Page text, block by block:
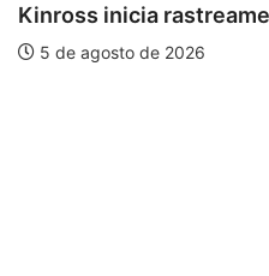
digital de 10